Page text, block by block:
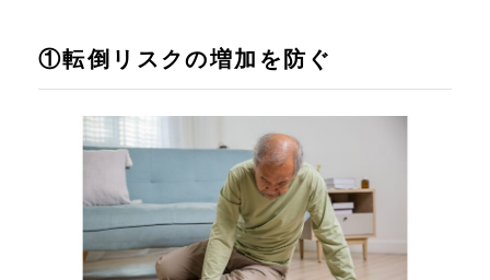
①転倒リスクの増加を防ぐ